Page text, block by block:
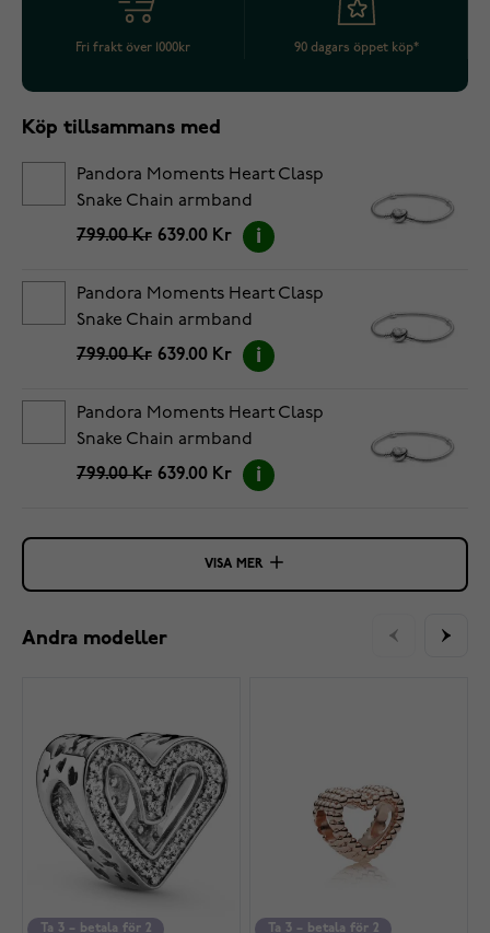
Fri frakt över 1000kr 90 dagars öppet köp*
Köp tillsammans med
Pandora Moments Heart Clasp
Snake Chain armband
5594594C00-18
799.00 Kr 639.00 Kr
Pandora Moments Heart Clasp
Snake Chain armband
5594594C00-19
799.00 Kr 639.00 Kr
Pandora Moments Heart Clasp
Snake Chain armband
5594594C00-20
799.00 Kr 639.00 Kr
VISA MER
Andra modeller
Ta 3 – betala för 2 Ta 3 – betala för 2